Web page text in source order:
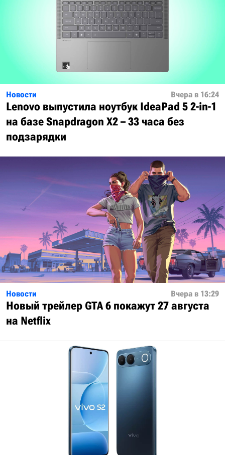
Новости Вчера в 16:24
Lenovo выпустила ноутбук IdeaPad 5 2-in-1
на базе Snapdragon X2 – 33 часа без
подзарядки
Новости Вчера в 13:29
Новый трейлер GTA 6 покажут 27 августа
на Netflix